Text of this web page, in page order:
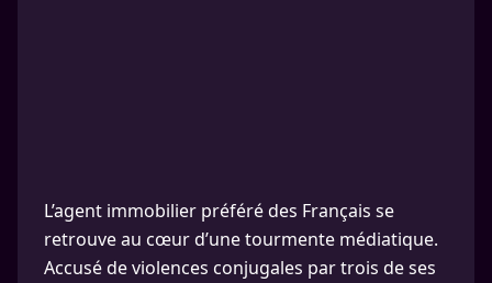
L’agent immobilier préféré des Français se
retrouve au cœur d’une tourmente médiatique.
Accusé de violences conjugales par trois de ses